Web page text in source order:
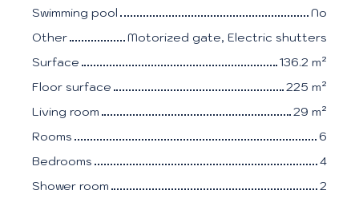
Swimming pool
No
Other
Motorized gate, Electric shutters
Surface
136.2 m²
Floor surface
225 m²
Living room
29 m²
Rooms
6
Bedrooms
4
Shower room
2